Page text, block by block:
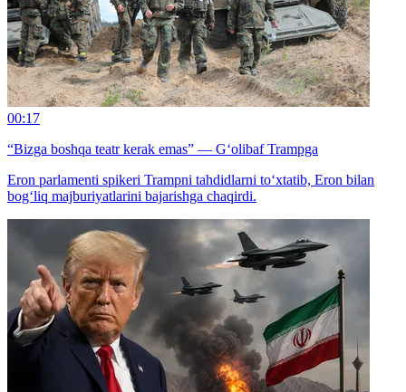
00:17
“Bizga boshqa teatr kerak emas” — G‘olibaf Trampga
Eron parlamenti spikeri Trampni tahdidlarni to‘xtatib, Eron bilan
bog‘liq majburiyatlarini bajarishga chaqirdi.